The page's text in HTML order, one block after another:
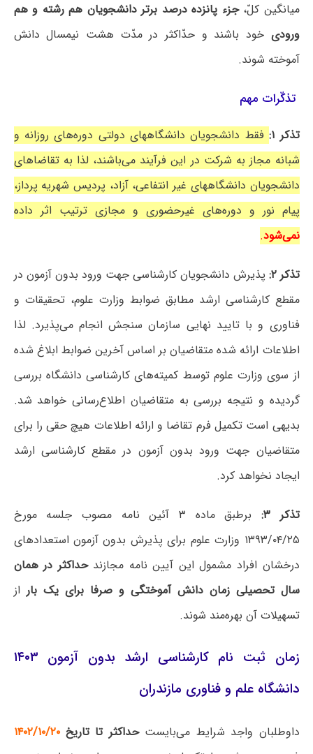
میانگین کلّ،جزء پانزده درصد برتر دانشجویان هم رشته و هم
ورودی خود باشند و حدّاکثر در مدّت هشت نیمسال دانش
آموخته شوند.
تذکّرات مهم
تذکر ۱:
فقط دانشجویان دانشگاههای دولتی دوره‌های روزانه و
شبانه مجاز به شرکت در این فرآیند می‌باشند، لذا به تقاضاهای
دانشجویان دانشگاههای غیر انتفاعی، آزاد، پردیس شهریه پرداز،
پیام نور و دوره‌های غیرحضوری و مجازی ترتیب اثر داده
نمی‌شود.
تذکر ۲:
پذیرش دانشجویان کارشناسی جهت ورود بدون آزمون در
مقطع کارشناسی ارشد مطابق ضوابط وزارت علوم، تحقیقات و
فناوری و با تایید نهایی سازمان سنجش انجام می‌پذیرد. لذا
اطلاعات ارائه شده متقاضیان بر اساس آخرین ضوابط ابلاغ شده
از سوی وزارت علوم توسط کمیته‌های کارشناسی دانشگاه بررسی
گردیده و نتیجه بررسی به متقاضیان اطلاع‌رسانی خواهد شد.
بدیهی است تکمیل فرم تقاضا و ارائه اطلاعات هیچ حقی را برای
متقاضیان جهت ورود بدون آزمون در مقطع کارشناسی ارشد
ایجاد نخواهد کرد.
تذکر ۳:
برطبق ماده ۳ آئین نامه مصوب جلسه مورخ
۱۳۹۳/۰۴/۲۵ وزارت علوم برای پذیرش بدون آزمون استعدادهای
درخشان افراد مشمول این آیین نامه مجازندحداکثر در همان
سال تحصیلی زمان دانش آموختگی و صرفا برای یک باراز
تسهیلات آن بهره‌مند شوند.
زمان ثبت نام کارشناسی ارشد بدون آزمون ۱۴۰۳
دانشگاه علم و فناوری مازندران
داوطلبان واجد شرایط می‌بایستحداکثر تا تاریخ۱۴۰۲/۱۰/۲۰